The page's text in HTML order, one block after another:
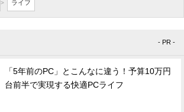
> ライフ
- PR -
「5年前のPC」とこんなに違う！予算10万円
台前半で実現する快適PCライフ